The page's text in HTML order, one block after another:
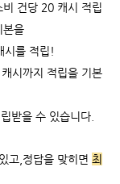
건당 20 캐시 적립
을
시를 적립!
시까지 적립을 기본
받을 수 있습니다.
고, 정답을 맞히면 최